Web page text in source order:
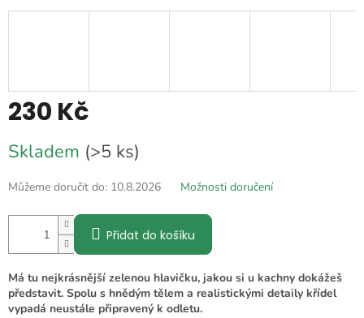
230 Kč
cena:
Skladem (>5 ks)
Můžeme doručit do: 10.8.2026 Možnosti doručení
Přidat do košíku
Má tu nejkrásnější zelenou hlavičku, jakou si u kachny dokážeš
představit. Spolu s hnědým tělem a realistickými detaily křídel
vypadá neustále připravený k odletu.